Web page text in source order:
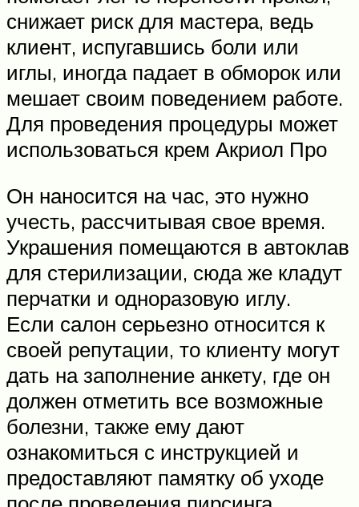
снижает риск для мастера, ведь
клиент, испугавшись боли или
иглы, иногда падает в обморок или
мешает своим поведением работе.
Для проведения процедуры может
использоваться крем Акриол Про
Он наносится на час, это нужно
учесть, рассчитывая свое время.
Украшения помещаются в автоклав
для стерилизации, сюда же кладут
перчатки и одноразовую иглу.
Если салон серьезно относится к
своей репутации, то клиенту могут
дать на заполнение анкету, где он
должен отметить все возможные
болезни, также ему дают
ознакомиться с инструкцией и
предоставляют памятку об уходе